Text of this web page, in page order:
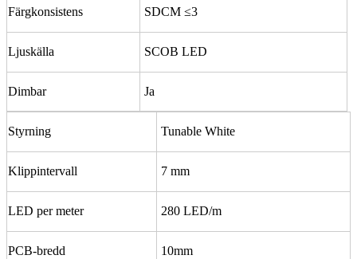
Färgkonsistens SDCM ≤3
Ljuskälla SCOB LED
Dimbar Ja
Styrning Tunable White
Klippintervall 7 mm
LED per meter 280 LED/m
PCB-bredd 10mm